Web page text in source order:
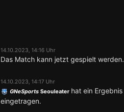
14.10.2023, 14:16 Uhr
Das Match kann jetzt gespielt werden.
14.10.2023, 14:17 Uhr
GNeSports Seouleater hat ein Ergebnis
eingetragen.